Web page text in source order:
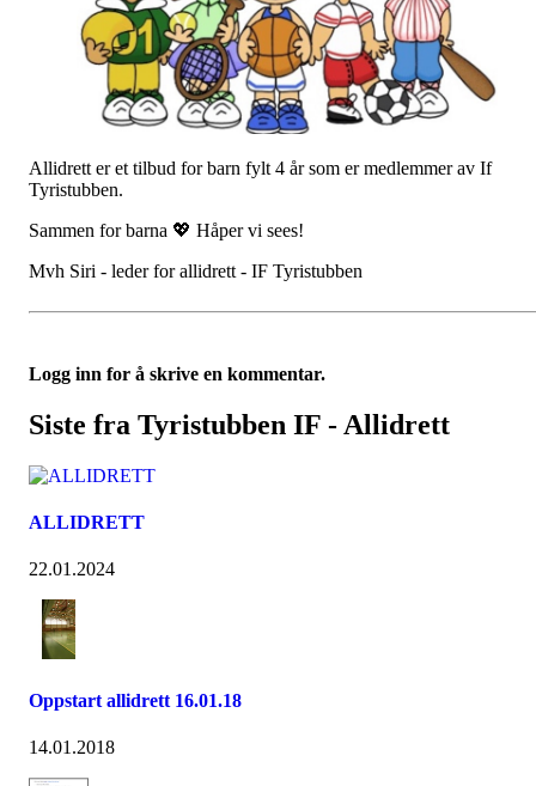
Allidrett er et tilbud for barn fylt 4 år som er medlemmer av If
Tyristubben.
Sammen for barna 💖 Håper vi sees!
Mvh Siri - leder for allidrett - IF Tyristubben
Logg inn for å skrive en kommentar.
Siste fra Tyristubben IF - Allidrett
ALLIDRETT
22.01.2024
Oppstart allidrett 16.01.18
14.01.2018